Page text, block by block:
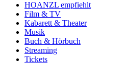
HOANZL empfiehlt
Film & TV
Kabarett & Theater
Musik
Buch & Hörbuch
Streaming
Tickets